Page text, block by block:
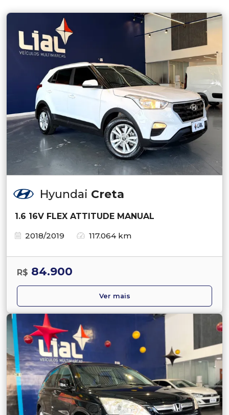
Hyundai Creta
1.6 16V FLEX ATTITUDE MANUAL
2018/2019
117.064 km
R$ 84.900
Ver mais